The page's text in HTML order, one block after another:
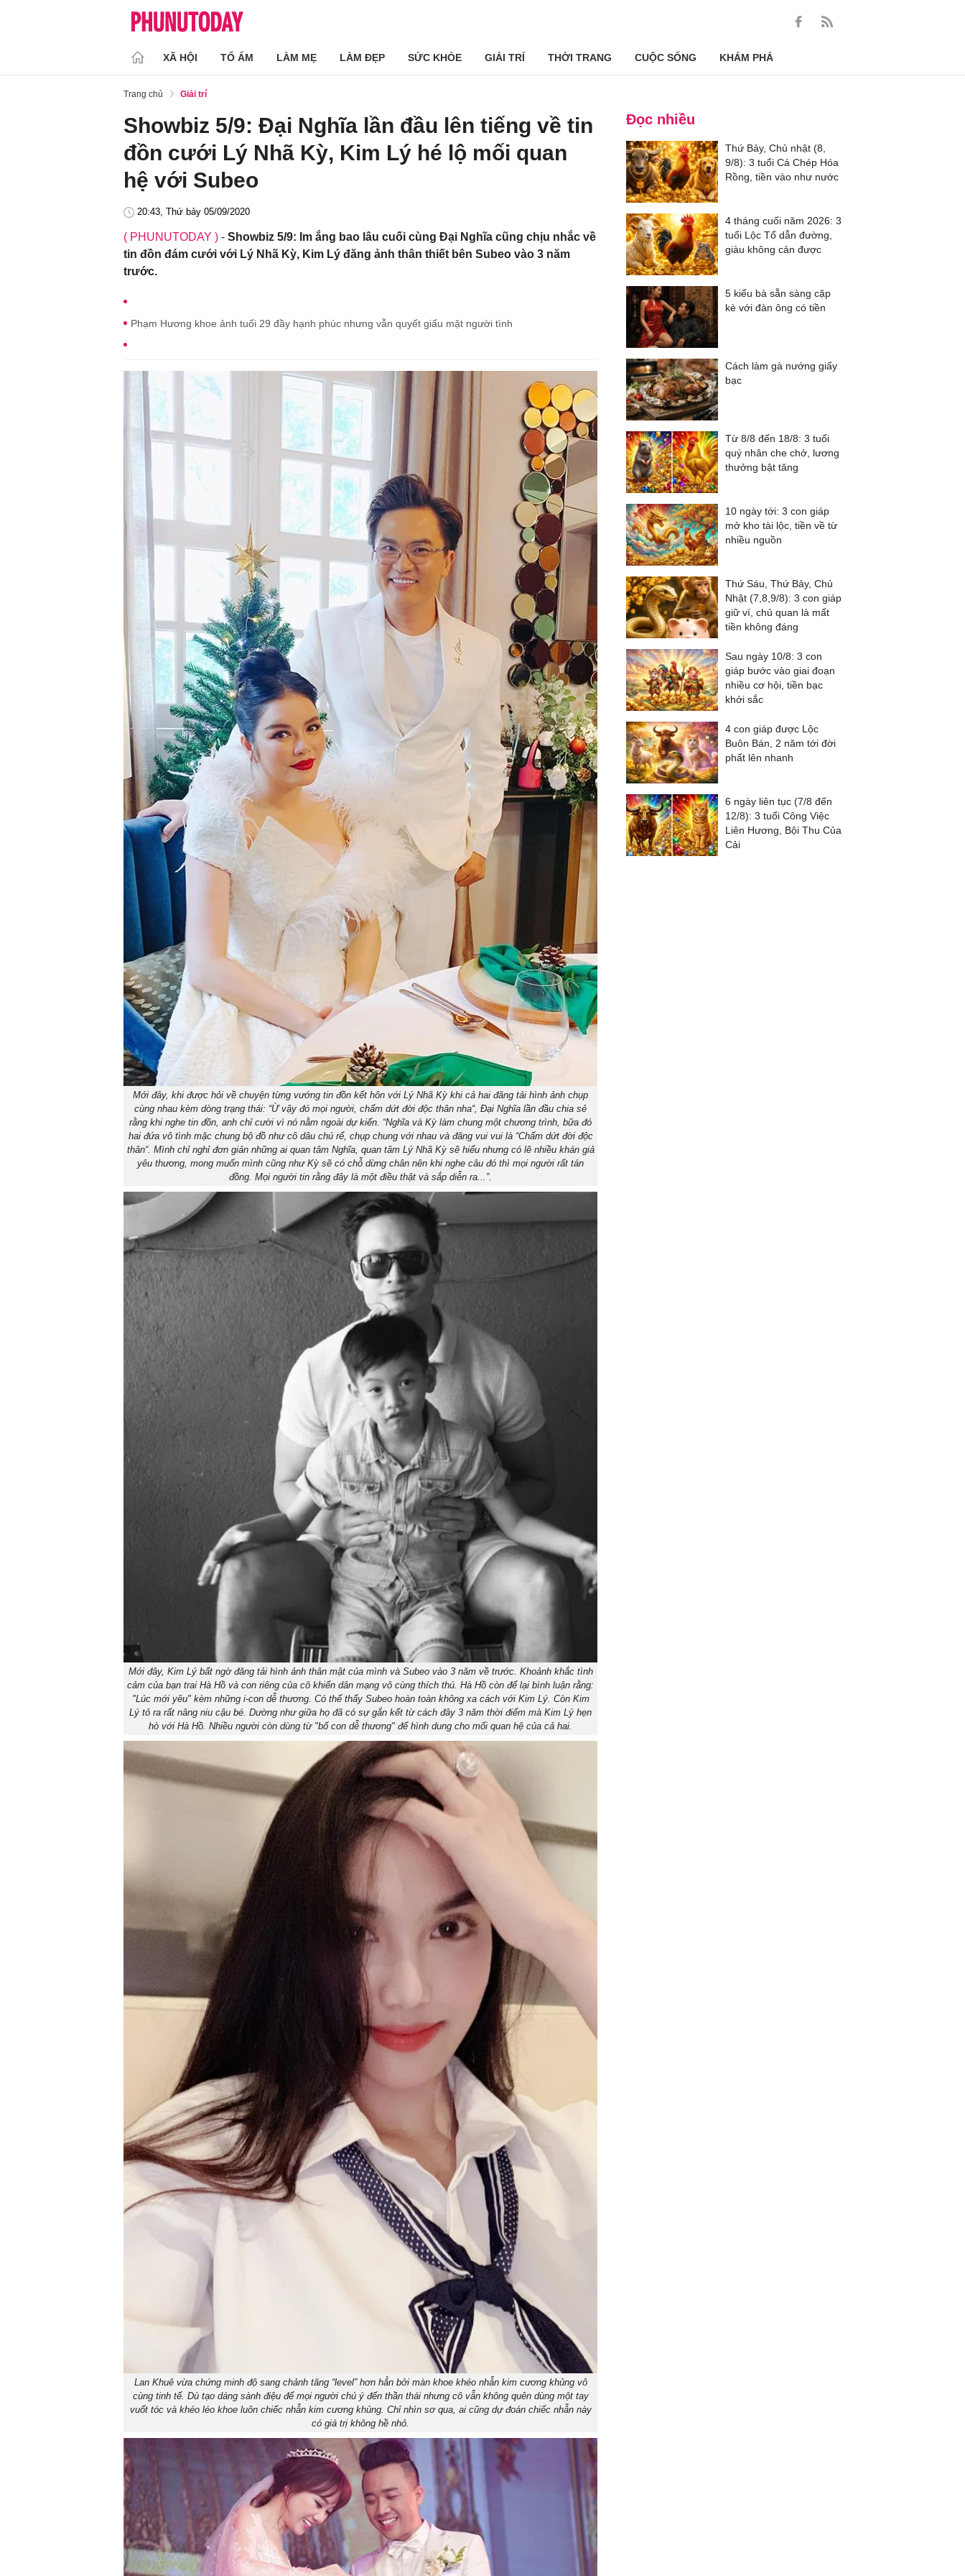
XÃ HỘI TỔ ẤM LÀM MẸ LÀM ĐẸP SỨC KHỎE GIẢI TRÍ THỜI TRANG CUỘC SỐNG KHÁM PHÁ
Trang chủ Giải trí
Showbiz 5/9: Đại Nghĩa lần đầu lên tiếng về tin
đồn cưới Lý Nhã Kỳ, Kim Lý hé lộ mối quan
hệ với Subeo
20:43, Thứ bảy 05/09/2020
( PHUNUTODAY ) - Showbiz 5/9: Im ắng bao lâu cuối cùng Đại Nghĩa cũng chịu nhắc về
tin đồn đám cưới với Lý Nhã Kỳ, Kim Lý đăng ảnh thân thiết bên Subeo vào 3 năm
trước.
Phạm Hương khoe ảnh tuổi 29 đầy hạnh phúc nhưng vẫn quyết giấu mặt người tình
Mới đây, khi được hỏi về chuyện từng vướng tin đồn kết hôn với Lý Nhã Kỳ khi cả hai đăng tải hình ảnh chụp
cùng nhau kèm dòng trạng thái: “Ừ vậy đó mọi người, chấm dứt đời độc thân nha“, Đại Nghĩa lần đầu chia sẻ
rằng khi nghe tin đồn, anh chỉ cười vì nó nằm ngoài dự kiến. “Nghĩa và Kỳ làm chung một chương trình, bữa đó
hai đứa vô tình mặc chung bộ đồ như cô dâu chú rể, chụp chung với nhau và đăng vui vui là “Chấm dứt đời độc
thân“. Mình chỉ nghỉ đơn giản những ai quan tâm Nghĩa, quan tâm Lý Nhã Kỳ sẽ hiểu nhưng có lẽ nhiều khán giả
yêu thương, mong muốn mình cũng như Kỳ sẽ có chỗ dừng chân nên khi nghe câu đó thì mọi người rất tán
đồng. Mọi người tin rằng đây là một điều thật và sắp diễn ra...”.
Mới đây, Kim Lý bất ngờ đăng tải hình ảnh thân mật của mình và Subeo vào 3 năm về trước. Khoảnh khắc tình
cảm của bạn trai Hà Hồ và con riêng của cô khiến dân mạng vô cùng thích thú. Hà Hồ còn để lại bình luận rằng:
"Lúc mới yêu" kèm những i-con dễ thương. Có thể thấy Subeo hoàn toàn không xa cách với Kim Lý. Còn Kim
Lý tỏ ra rất nâng niu cậu bé. Dường như giữa họ đã có sự gắn kết từ cách đây 3 năm thời điểm mà Kim Lý hẹn
hò với Hà Hồ. Nhiều người còn dùng từ "bố con dễ thương" để hình dung cho mối quan hệ của cả hai.
Lan Khuê vừa chứng minh độ sang chảnh tăng “level” hơn hẳn bởi màn khoe khéo nhẫn kim cương khủng vô
cùng tinh tế. Dù tạo dáng sành điệu để mọi người chú ý đến thần thái nhưng cô vẫn không quên dùng một tay
vuốt tóc và khéo léo khoe luôn chiếc nhẫn kim cương khủng. Chỉ nhìn sơ qua, ai cũng dự đoán chiếc nhẫn này
có giá trị không hề nhỏ.
Đọc nhiều
Thứ Bảy, Chủ nhật (8,
9/8): 3 tuổi Cá Chép Hóa
Rồng, tiền vào như nước
4 tháng cuối năm 2026: 3
tuổi Lộc Tổ dẫn đường,
giàu không cản được
5 kiểu bà sẵn sàng cặp
kè với đàn ông có tiền
Cách làm gà nướng giấy
bạc
Từ 8/8 đến 18/8: 3 tuổi
quý nhân che chở, lương
thưởng bật tăng
10 ngày tới: 3 con giáp
mở kho tài lộc, tiền về từ
nhiều nguồn
Thứ Sáu, Thứ Bảy, Chủ
Nhật (7,8,9/8): 3 con giáp
giữ ví, chủ quan là mất
tiền không đáng
Sau ngày 10/8: 3 con
giáp bước vào giai đoạn
nhiều cơ hội, tiền bạc
khởi sắc
4 con giáp được Lộc
Buôn Bán, 2 năm tới đời
phất lên nhanh
6 ngày liên tục (7/8 đến
12/8): 3 tuổi Công Việc
Liên Hương, Bội Thu Của
Cải